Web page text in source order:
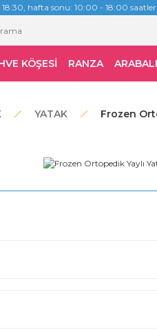
hafta sonu: 10:00 - 18:00
KÖŞESİ RANZA
YATAK Frozen